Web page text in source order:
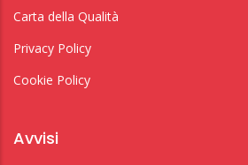
Carta della Qualità
Privacy Policy
Cookie Policy
Avvisi